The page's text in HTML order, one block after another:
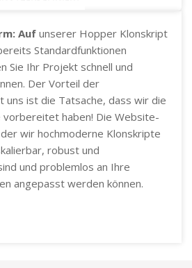
Auf unserer Hopper Klonskript
Standardfunktionen
Sie Ihr Projekt schnell und
Der Vorteil der
uns ist die Tatsache, dass wir die
vorbereitet haben! Die Website-
wir hochmoderne Klonskripte
robust und
und problemlos an Ihre
angepasst werden können.